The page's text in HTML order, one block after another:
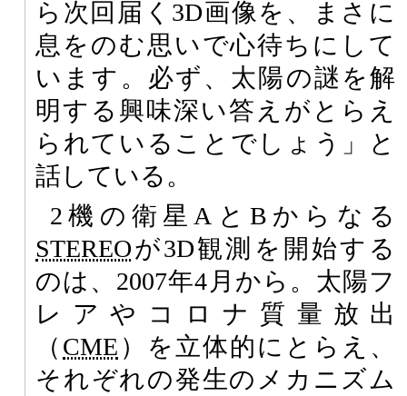
ら次回届く3D画像を、まさに
息をのむ思いで心待ちにして
います。必ず、太陽の謎を解
明する興味深い答えがとらえ
られていることでしょう」と
話している。
2機の衛星AとBからなる
STEREOが3D観測を開始する
のは、2007年4月から。太陽フ
レアやコロナ質量放出
（ CME ）を立体的にとらえ、
それぞれの発生のメカニズム